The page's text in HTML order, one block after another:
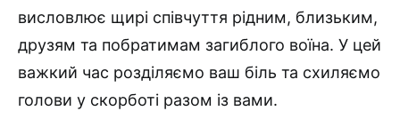
висловлює щирі співчуття рідним, близьким,
друзям та побратимам загиблого воїна. У цей
важкий час розділяємо ваш біль та схиляємо
голови у скорботі разом із вами.